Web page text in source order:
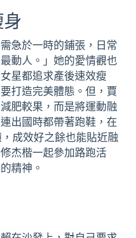
急於一時的鋪張，日常
動人。」她的愛情觀也
星都追求產後速效瘦
打造完美體態。但，賈
肥較果，而是將運動融
出國時都帶著跑鞋，在
成效好之餘也能貼近融
杰楷一起參加路跑活
精神。